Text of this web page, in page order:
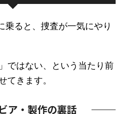
乗ると、捜査が一気にやり
ではない、という当たり前
てきます。
ア・製作の裏話